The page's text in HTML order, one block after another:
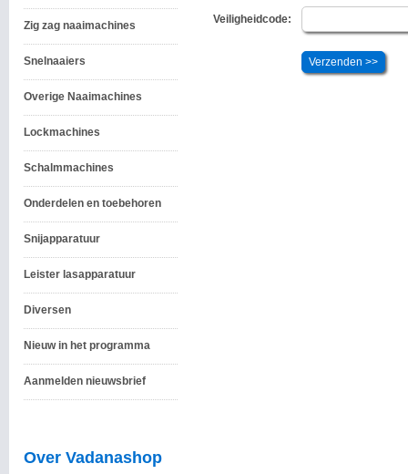
Zig zag naaimachines
Snelnaaiers
Overige Naaimachines
Lockmachines
Schalmmachines
Onderdelen en toebehoren
Snijapparatuur
Leister lasapparatuur
Diversen
Nieuw in het programma
Aanmelden nieuwsbrief
Over Vadanashop
Veiligheidcode: